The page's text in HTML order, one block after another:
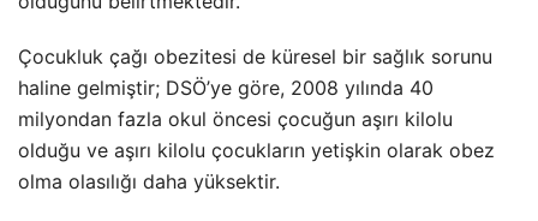
Çocukluk çağı obezitesi de küresel bir sağlık sorunu
haline gelmiştir; DSÖ’ye göre, 2008 yılında 40
milyondan fazla okul öncesi çocuğun aşırı kilolu
olduğu ve aşırı kilolu çocukların yetişkin olarak obez
olma olasılığı daha yüksektir.